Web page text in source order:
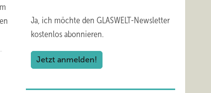
Ja, ich möchte den GLASWELT-Newsletter
kostenlos abonnieren.
Jetzt anmelden!